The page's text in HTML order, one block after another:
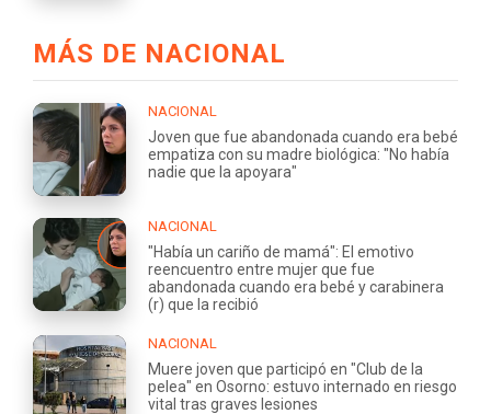
MÁS DE NACIONAL
NACIONAL
Joven que fue abandonada cuando era bebé
empatiza con su madre biológica: "No había
nadie que la apoyara"
NACIONAL
"Había un cariño de mamá": El emotivo
reencuentro entre mujer que fue
abandonada cuando era bebé y carabinera
(r) que la recibió
NACIONAL
Muere joven que participó en "Club de la
pelea" en Osorno: estuvo internado en riesgo
vital tras graves lesiones